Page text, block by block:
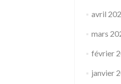
avril
mars
février
janvier